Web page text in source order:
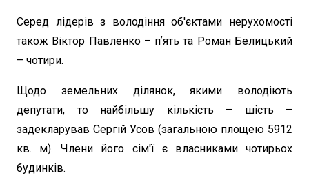
Серед лідерів з володіння об'єктами нерухомості
також Віктор Павленко – пʼять та Роман Белицький
– чотири.
Щодо земельних ділянок, якими володіють
депутати, то найбільшу кількість – шість –
задекларував Сергій Усов (загальною площею 5912
кв. м). Члени його сім'ї є власниками чотирьох
будинків.